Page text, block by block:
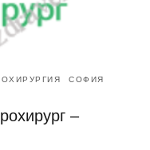
СОФИЯ
–